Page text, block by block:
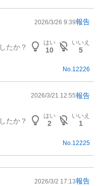
2026/3/26 9:39報告
たか？
はい
10
いいえ
5
No.12226
2026/3/21 12:55報告
たか？
はい
2
いいえ
1
No. 12225
2026/3/2 17:13報告